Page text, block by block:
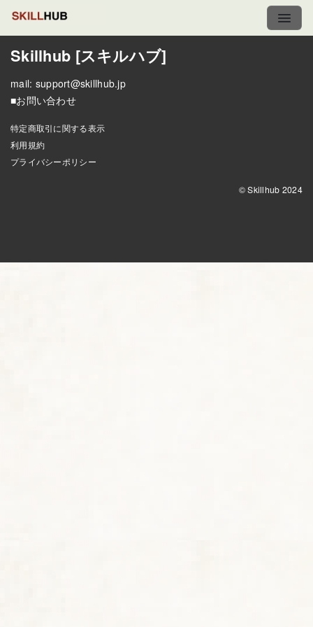
Skillhub [スキルハブ]
mail: support@skillhub.jp
■お問い合わせ
特定商取引に関する表示
利用規約
プライバシーポリシー
© Skillhub 2024